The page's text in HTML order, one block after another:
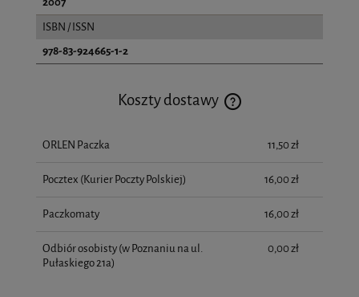
ISBN / ISSN
978-83-924665-1-2
Koszty dostawy
Cena nie zawiera ewentualnych kosztów płatności
ORLEN Paczka 11,50 zł
Pocztex (Kurier Poczty Polskiej) 16,00 zł
Paczkomaty 16,00 zł
Odbiór osobisty(w Poznaniu na ul.
Pułaskiego 21a)
0,00 zł